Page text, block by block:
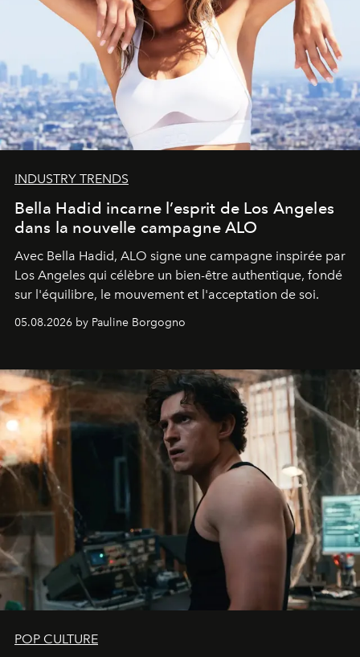
INDUSTRY TRENDS
Bella Hadid incarne l’esprit de Los Angeles
dans la nouvelle campagne ALO
Avec Bella Hadid, ALO signe une campagne inspirée par
Los Angeles qui célèbre un bien-être authentique, fondé
sur l'équilibre, le mouvement et l'acceptation de soi.
05.08.2026 by Pauline Borgogno
POP CULTURE